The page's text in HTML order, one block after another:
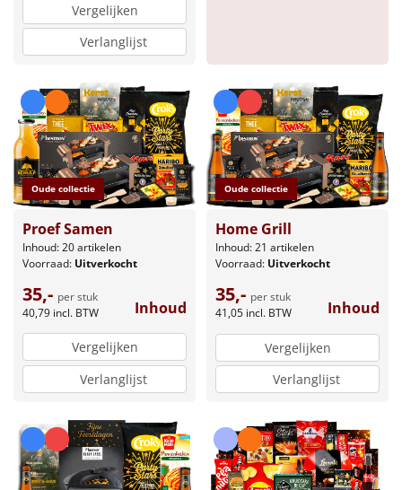
Vergelijken
Verlanglijst
Oude collectie
Proef Samen
Inhoud: 20 artikelen
Voorraad: Uitverkocht
35,- per stuk
40,79 incl. BTW Inhoud
Vergelijken
Verlanglijst
Oude collectie
Home Grill
Inhoud: 21 artikelen
Voorraad: Uitverkocht
35,- per stuk
41,05 incl. BTW Inhoud
Vergelijken
Verlanglijst